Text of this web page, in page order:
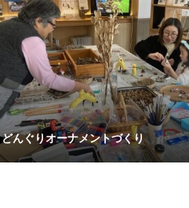
どんぐりオーナメントづくり